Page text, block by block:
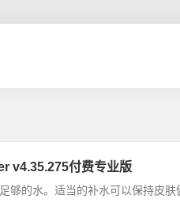
v4.35.275付费专业版
够的水。适当的补水可以保持皮肤